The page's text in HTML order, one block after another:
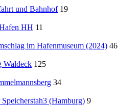
und Bahnhof 19
HH 11
im Hafenmuseum (2024) 46
Waldeck 125
34
(Hamburg) 9